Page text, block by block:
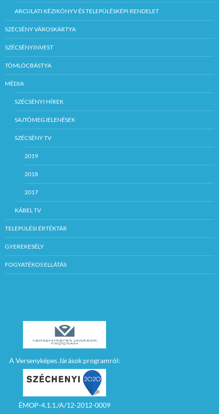
ARCULATI KÉZIKÖNYV ÉS TELEPÜLÉSKÉPI RENDELET
SZÉCSÉNY VÁROSKÁRTYA
SZÉCSÉNYINVEST
TÖMLÖCBÁSTYA
MÉDIA
SZÉCSÉNYI HÍREK
SAJTÓMEGJELENÉSEK
SZÉCSÉNY TV
2019
2018
2017
KÁBEL TV
TELEPÜLÉSI ÉRTÉKTÁR
GYEREKESÉLY
FOGYATÉKOS ELLÁTÁS
A Versenyképes Járások programról:
ÉMOP-4.1.1./A/12-2012-0009